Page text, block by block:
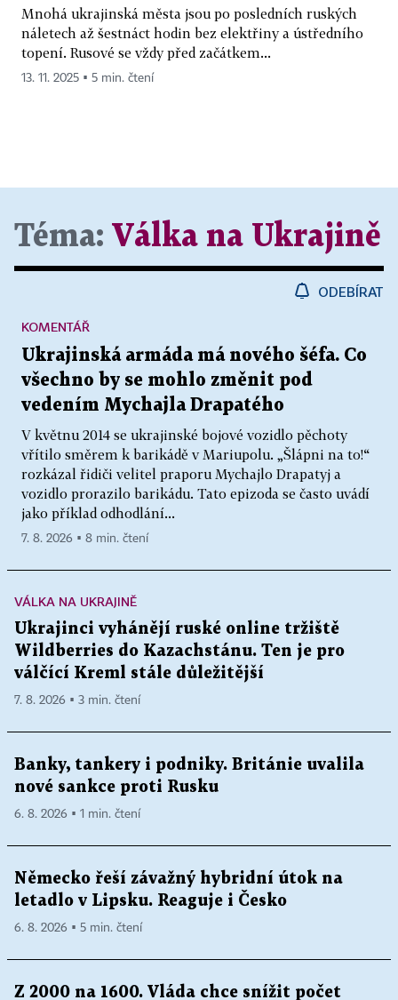
Mnohá ukrajinská města jsou po posledních ruských
náletech až šestnáct hodin bez elektřiny a ústředního
topení. Rusové se vždy před začátkem...
13. 11. 2025 ▪ 5 min. čtení
Téma: Válka na Ukrajině
ODEBÍRAT
Ukrajinská armáda má nového šéfa. Co
všechno by se mohlo změnit pod
vedením Mychajla Drapatého
V květnu 2014 se ukrajinské bojové vozidlo pěchoty
vřítilo směrem k barikádě v Mariupolu. „Šlápni na to!“
rozkázal řidiči velitel praporu Mychajlo Drapatyj a
vozidlo prorazilo barikádu. Tato epizoda se často uvádí
jako příklad odhodlání...
KOMENTÁŘ
7. 8. 2026 ▪ 8 min. čtení
VÁLKA NA UKRAJINĚ
Ukrajinci vyhánějí ruské online tržiště
Wildberries do Kazachstánu. Ten je pro
válčící Kreml stále důležitější
7. 8. 2026 ▪ 3 min. čtení
Banky, tankery i podniky. Británie uvalila
nové sankce proti Rusku
6. 8. 2026 ▪ 1 min. čtení
Německo řeší závažný hybridní útok na
letadlo v Lipsku. Reaguje i Česko
6. 8. 2026 ▪ 5 min. čtení
Z 2000 na 1600. Vláda chce snížit počet